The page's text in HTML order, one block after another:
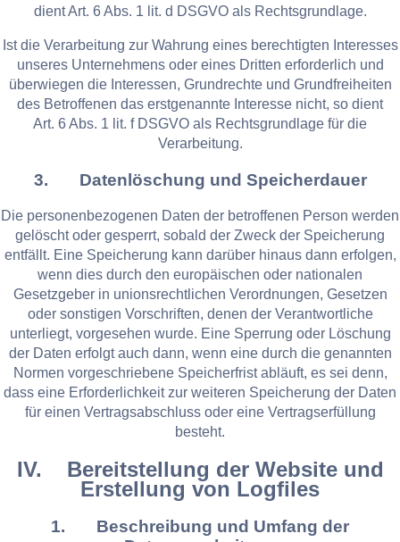
dient Art. 6 Abs. 1 lit. d DSGVO als Rechtsgrundlage.
Ist die Verarbeitung zur Wahrung eines berechtigten Interesses
unseres Unternehmens oder eines Dritten erforderlich und
überwiegen die Interessen, Grundrechte und Grundfreiheiten
des Betroffenen das erstgenannte Interesse nicht, so dient
Art. 6 Abs. 1 lit. f DSGVO als Rechtsgrundlage für die
Verarbeitung.
3. Datenlöschung und Speicherdauer
Die personenbezogenen Daten der betroffenen Person werden
gelöscht oder gesperrt, sobald der Zweck der Speicherung
entfällt. Eine Speicherung kann darüber hinaus dann erfolgen,
wenn dies durch den europäischen oder nationalen
Gesetzgeber in unionsrechtlichen Verordnungen, Gesetzen
oder sonstigen Vorschriften, denen der Verantwortliche
unterliegt, vorgesehen wurde. Eine Sperrung oder Löschung
der Daten erfolgt auch dann, wenn eine durch die genannten
Normen vorgeschriebene Speicherfrist abläuft, es sei denn,
dass eine Erforderlichkeit zur weiteren Speicherung der Daten
für einen Vertragsabschluss oder eine Vertragserfüllung
besteht.
IV. Bereitstellung der Website und
Erstellung von Logfiles
1. Beschreibung und Umfang der